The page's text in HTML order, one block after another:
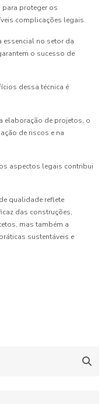
proteger os
complicações legais.
essencial no setor da
o sucesso de
dessa técnica é
elaboração de projetos, o
de riscos e na
aspectos legais contribui
qualidade reflete
das construções,
mas também a
sustentáveis e